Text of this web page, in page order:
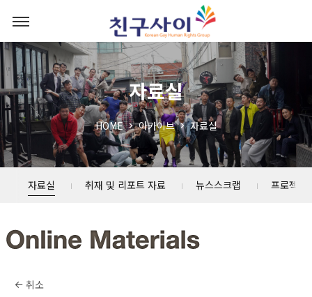
자료실
HOME 아카이브 자료실
자료실 취재 및 리포트 자료 뉴스스크랩 프로젝트
취소